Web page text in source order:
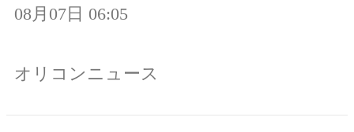
08月07日 06:05
オリコンニュース